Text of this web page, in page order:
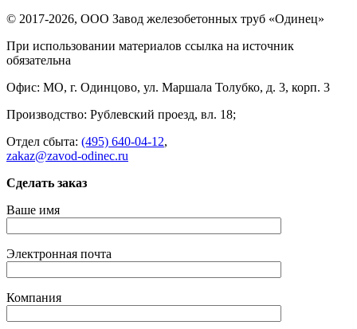
© 2017-2026, ООО Завод железобетонных труб «Одинец»
При использовании материалов ссылка на источник
обязательна
Офис: МО, г. Одинцово, ул. Маршала Толубко, д. 3, корп. 3
Производство: Рублевский проезд, вл. 18;
Отдел сбыта: (495) 640-04-12,
zakaz@zavod-odinec.ru
Сделать заказ
Ваше имя
Электронная почта
Компания